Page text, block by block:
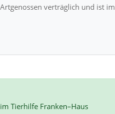
verträglich und ist im
Tierhilfe Franken–Haus